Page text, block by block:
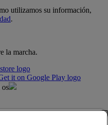
utilizamos su información,
.
la marcha.
os